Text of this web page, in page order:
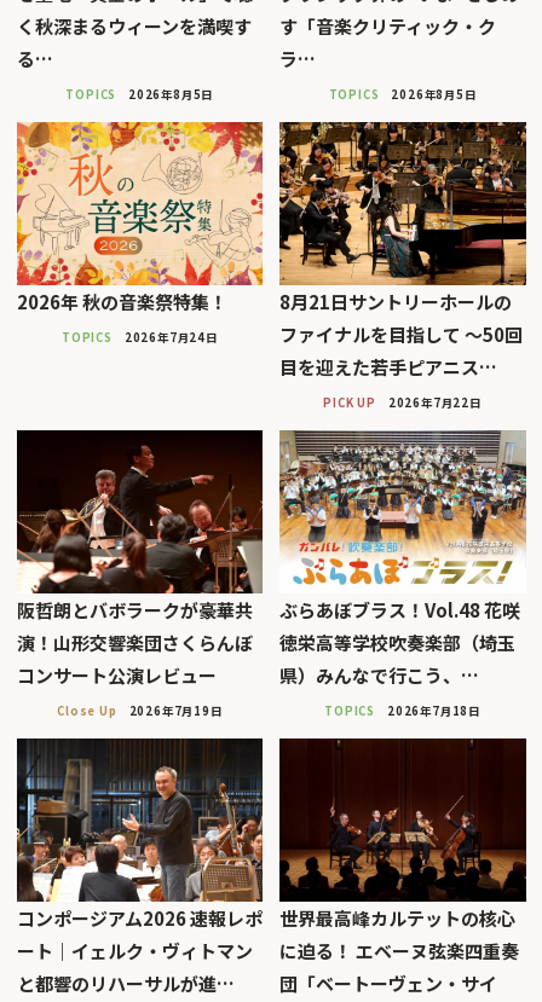
く秋深まるウィーンを満喫す
る…
TOPICS 2026年8月5日
す「音楽クリティック・ク
ラ…
TOPICS 2026年8月5日
2026年 秋の音楽祭特集！
TOPICS 2026年7月24日
8月21日サントリーホールの
ファイナルを目指して 〜50回
目を迎えた若手ピアニス…
PICK UP 2026年7月22日
阪哲朗とバボラークが豪華共
演！山形交響楽団さくらんぼ
コンサート公演レビュー
Close Up 2026年7月19日
ぶらあぼブラス！Vol.48 花咲
徳栄高等学校吹奏楽部（埼玉
県）みんなで行こう、…
TOPICS 2026年7月18日
コンポージアム2026 速報レポ
ート｜イェルク・ヴィトマン
と都響のリハーサルが進…
世界最高峰カルテットの核心
に迫る！ エベーヌ弦楽四重奏
団「ベートーヴェン・サイ